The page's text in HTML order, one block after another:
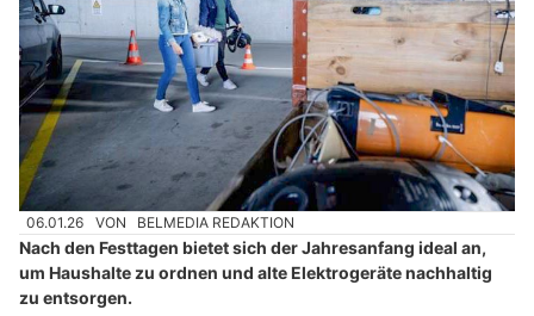
06.01.26 VON BELMEDIA REDAKTION
Nach den Festtagen bietet sich der Jahresanfang ideal an,
um Haushalte zu ordnen und alte Elektrogeräte nachhaltig
zu entsorgen.